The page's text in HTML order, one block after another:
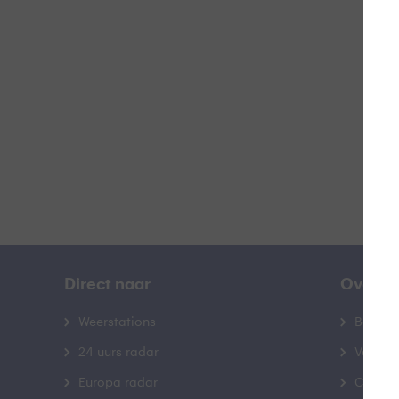
Direct naar
Weerstations
24 uurs radar
Europa radar
Over
Contact